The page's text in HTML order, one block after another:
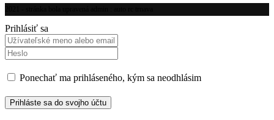
Prihlásiť sa
Ponechať ma prihláseného, kým sa neodhlásim